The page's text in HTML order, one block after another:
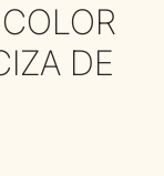
DE